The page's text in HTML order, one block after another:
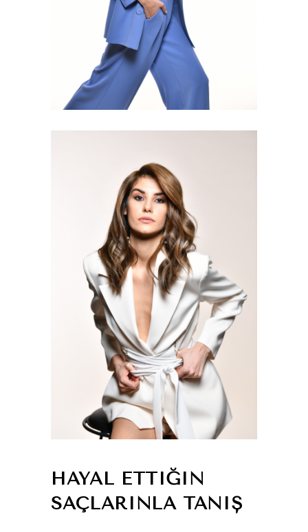
HAYAL ETTIĞIN
SAÇLARINLA TANIŞ